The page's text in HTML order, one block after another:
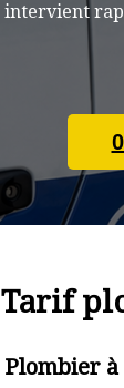
intervient
Tarif
Plombier